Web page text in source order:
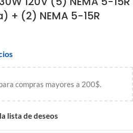
+ (2) NEMA 5-15R
compras mayores a 200$.
lista de deseos